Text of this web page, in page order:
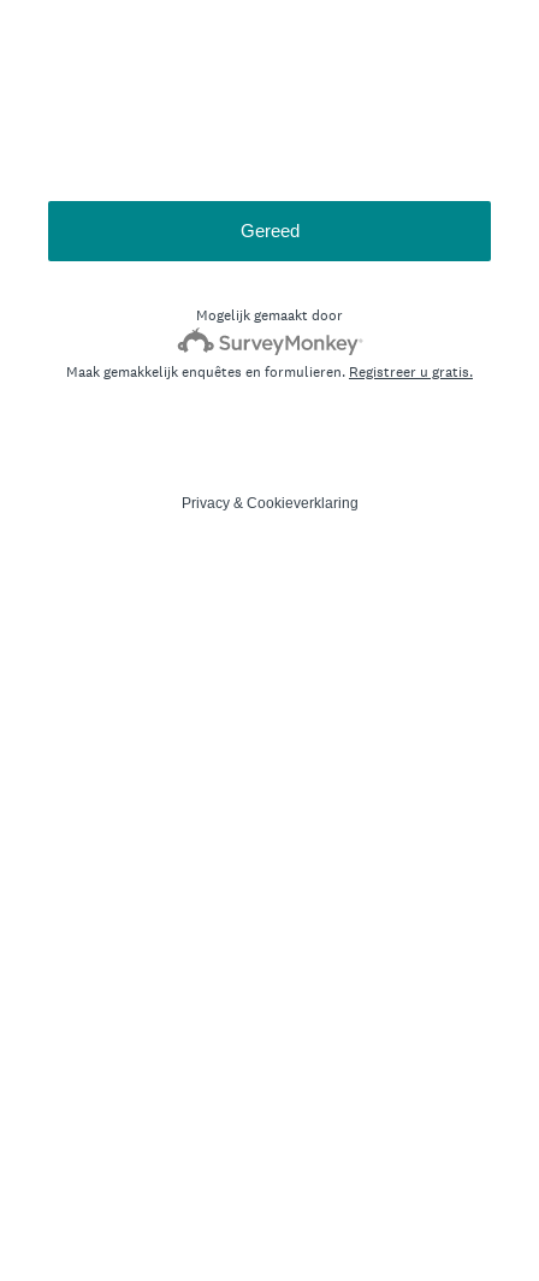
Gereed
Mogelijk gemaakt door
Maak gemakkelijk enquêtes en formulieren. Registreer u gratis.
Privacy & Cookieverklaring